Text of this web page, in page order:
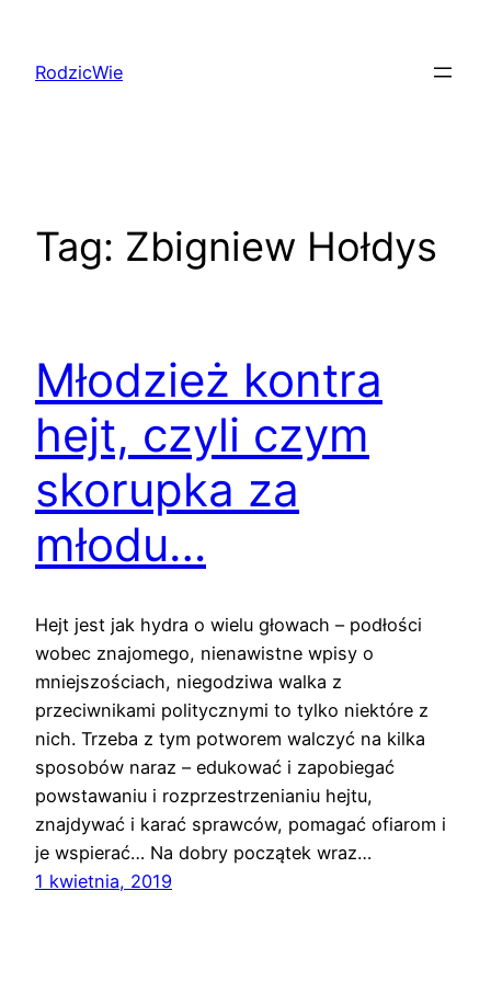
treściRodzicWie
Tag: Zbigniew Hołdys
Młodzież kontra
hejt, czyli czym
skorupka za
młodu…
Hejt jest jak hydra o wielu głowach – podłości
wobec znajomego, nienawistne wpisy o
mniejszościach, niegodziwa walka z
przeciwnikami politycznymi to tylko niektóre z
nich. Trzeba z tym potworem walczyć na kilka
sposobów naraz – edukować i zapobiegać
powstawaniu i rozprzestrzenianiu hejtu,
znajdywać i karać sprawców, pomagać ofiarom i
je wspierać… Na dobry początek wraz…
1 kwietnia, 2019